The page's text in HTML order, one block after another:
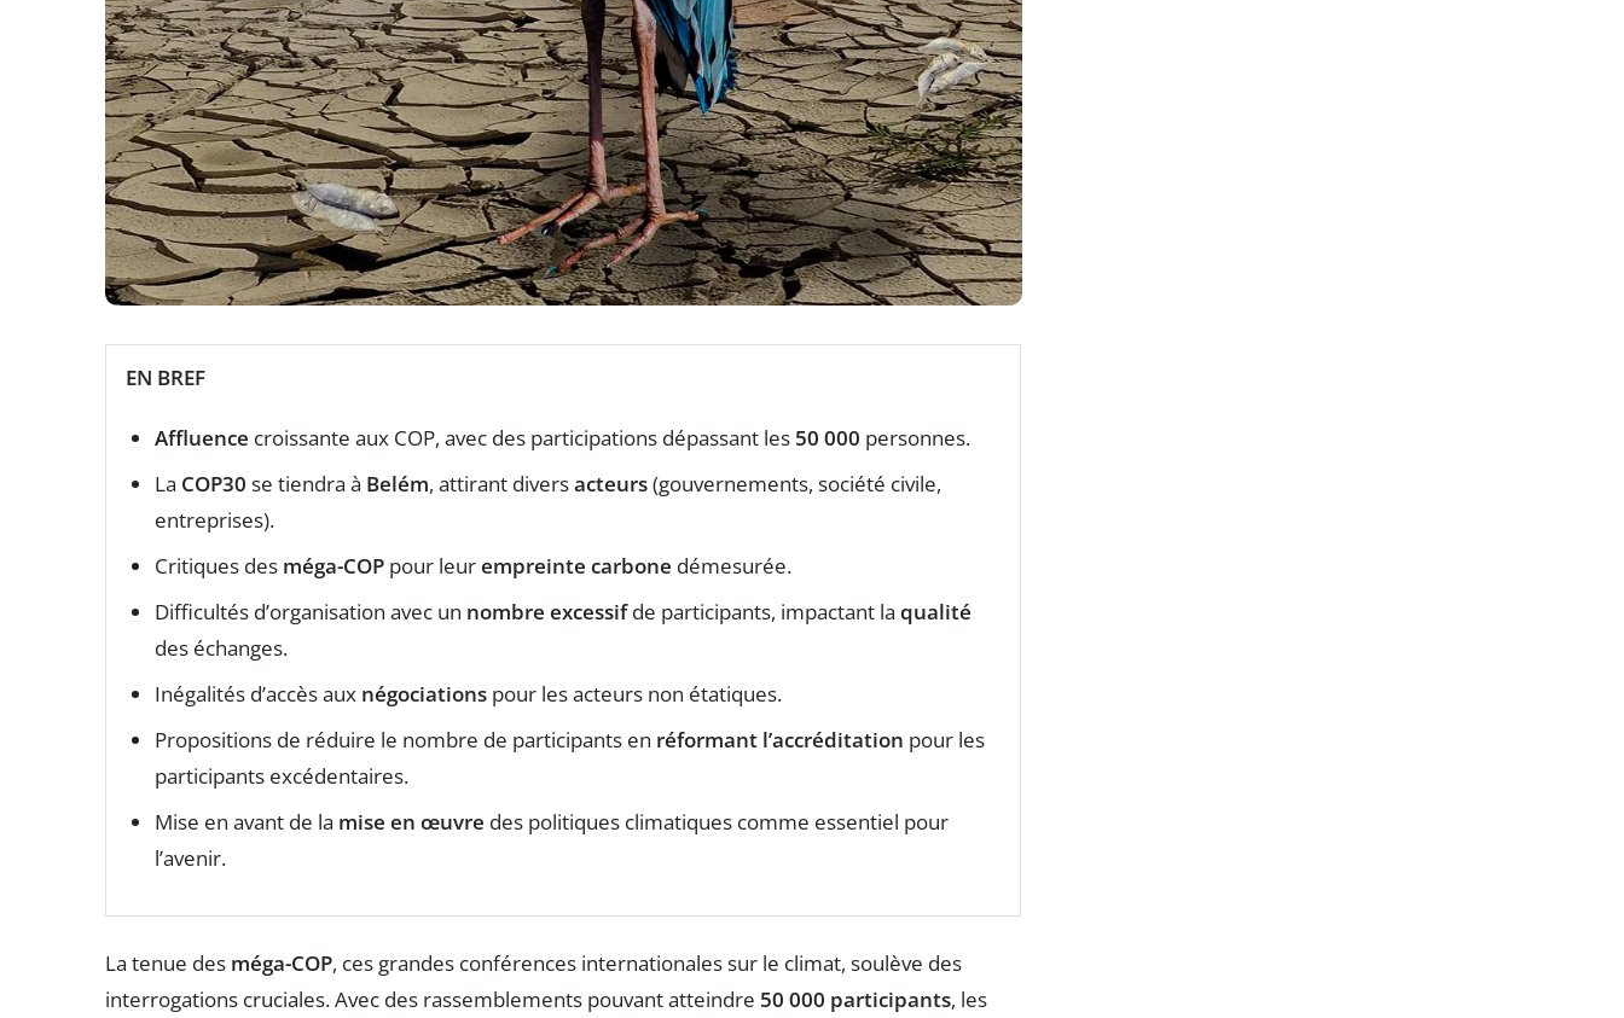
EN BREF
Affluence croissante aux COP, avec des participations dépassant les 50 000 personnes.
La COP30 se tiendra à Belém, attirant diversacteurs(gouvernements, société civile,
entreprises).
Critiques des méga-COP pour leurempreinte carbone démesurée.
Difficultés d’organisation avec un nombre excessifde participants, impactant la qualité
des échanges.
Inégalités d’accès aux négociations pour les acteurs non étatiques.
Propositions de réduire le nombre de participants en réformant l’accréditation pour les
participants excédentaires.
Mise en avant de la mise en œuvre des politiques climatiques comme essentiel pour
l’avenir.
La tenue des méga-COP, ces grandes conférences internationales sur le climat, soulève des
interrogations cruciales. Avec des rassemblements pouvant atteindre 50 000 participants, les